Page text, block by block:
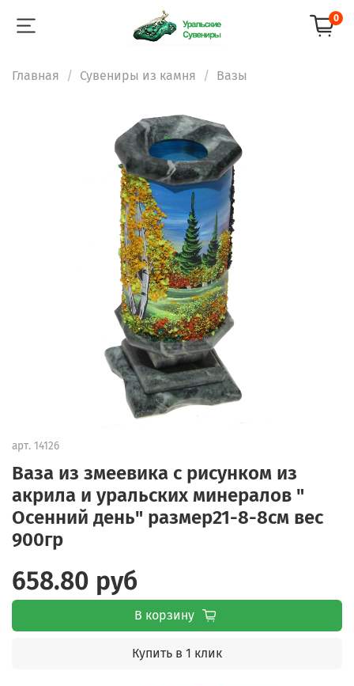
0
Главная Сувениры из камня Вазы
арт. 14126
Ваза из змеевика с рисунком из
акрила и уральских минералов "
Осенний день" размер21-8-8см вес
900гр
658.80 руб
В корзину
Купить в 1 клик